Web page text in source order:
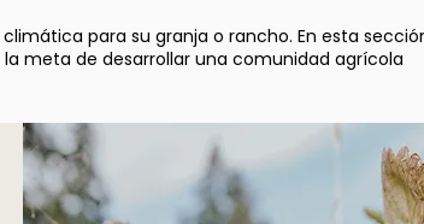
para su granja o rancho. En esta
meta de desarrollar una comunidad agrícola